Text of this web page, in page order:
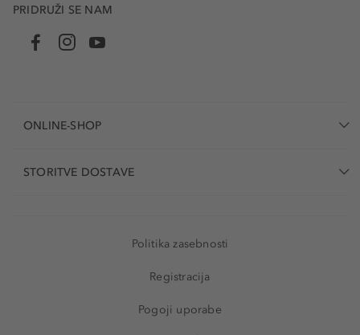
PRIDRUŽI SE NAM
ONLINE-SHOP
STORITVE DOSTAVE
Politika zasebnosti
Registracija
Pogoji uporabe